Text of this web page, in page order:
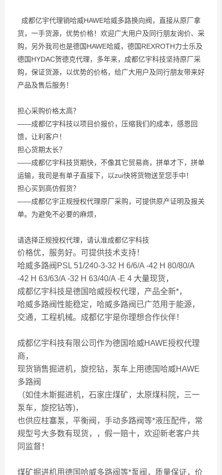
成都亿宇代理销哈威HAWE哈威多路换向阀，直接从原厂拿
货，一手货源，优势价格！欢迎广大用户及同行朋友询价、采
购，另外我司也是德国HAWE哈威，德国REXROTH力士乐及
德国HYDAC贺德克代理，多年来，成都亿宇科技坚持原厂采
购，保证货源，以优势的价格，给广大用户及同行朋友带来好
产品及售后服务！
担心采购价格太高？
——成都亿宇科技以项目价报价，压缩我们的成本，感恩回
馈，让利客户！
担心货期太长？
——成都亿宇科技货期快，不像其它贸易商，拼单才下，拼单
运输，我司是有单子直接下，以zui快将货物送至您手中！
担心买到高仿假货？
——成都亿宇正规授权代理原厂采购，可提供原产证明及报关
单。为避免不必要的麻烦，
请选择正规授权代理，请认准成都亿宇科技
价格优，服务好。可提供技术支持！
哈威多路阀PSL 51/240-3-32 H 6/6/A -42 H 80/80/A
-42 H 63/63/A -32 H 63/40/A -E 4 大量现货，
成都亿宇科技是德国哈威授权代理，产品全新*，
哈威多路阀性能稳定，哈威多路阀已广范用于能源，
交通，工程机械。成都亿宇是你理想合作伙伴！
成都亿宇科技有限公司作为德国哈威HAWE授权代理
商，
现货销售掘进机，旋挖钻，泵车上用德国哈威HAWE
多路阀
（如佳木斯掘进机，石家庄煤矿，太原煤科院，三一
泵车，旋挖钻等)，
也供应柱塞泵，平衡阀，手动多路阀等*液压配件，常
规型号大多数有现货，，假一赔十，欢迎新老客户共
同监督！
煤矿掘进机用德国哈威多路阀等*泵阀，质量保证，价